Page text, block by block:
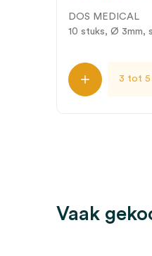
DOS MEDICAL
10 stuks, Ø 3mm,
3 tot 5
Vaak